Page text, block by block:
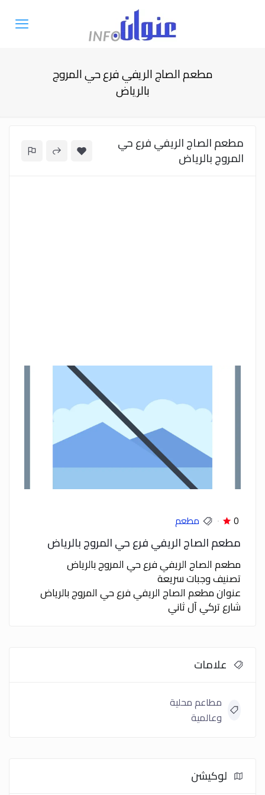
مطعم الصاج الريفي فرع حي المروج
بالرياض
مطعم الصاج الريفي فرع حي
المروج بالرياض
0 مطعم
مطعم الصاج الريفي فرع حي المروج بالرياض
مطعم الصاج الريفي فرع حي المروج بالرياض
تصنيف وجبات سريعة
عنوان مطعم الصاج الريفي فرع حي المروج بالرياض
شارع تركي آل ثاني
علامات
مطاعم محلية
وعالمية
لوكيشن